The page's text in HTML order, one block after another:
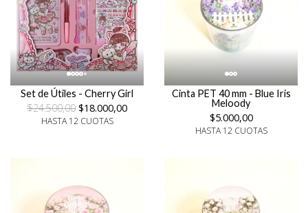
Set de Útiles - Cherry Girl
$24.500,00 $18.000,00
HASTA 12 CUOTAS
Cinta PET 40 mm - Blue Iris
Meloody
$5.000,00
HASTA 12 CUOTAS